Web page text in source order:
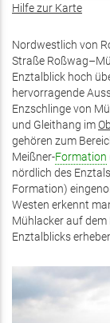
Hilfe zur Karte
Nordwestlich von
Straße
Enztalblick hoch
hervorragende
Enzschlinge von
und Gleithang im
gehören zum
Meißner-Formation
nördlich des
Formation)
Westen erkennt
Mühlacker auf
Enztalblicks